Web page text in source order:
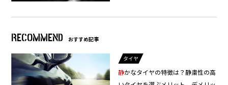
RECOMMEND おすすめ記事
タイヤ
静かなタイヤの特徴は？静粛性の高